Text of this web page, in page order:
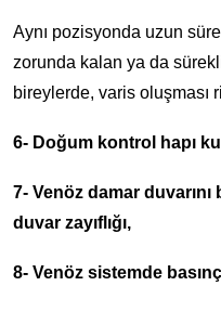
Aynı pozisyonda uzun
zorunda kalan ya da
bireylerde, varis oluşması
6- Doğum kontrol hapı
7- Venöz damar
duvar zayıflığı,
8- Venöz sistemde